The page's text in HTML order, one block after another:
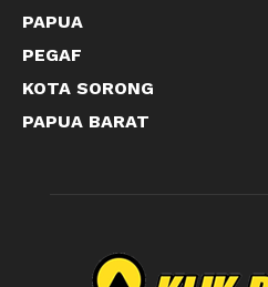
PAPUA
PEGAF
KOTA SORONG
PAPUA BARAT